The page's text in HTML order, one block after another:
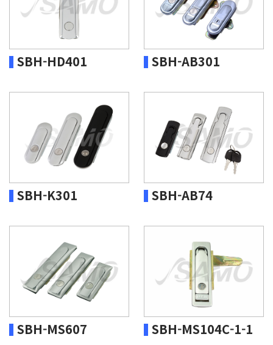
SBH-HD401 SBH-AB301
SBH-K301 SBH-AB74
SBH-MS607 SBH-MS104C-1-1